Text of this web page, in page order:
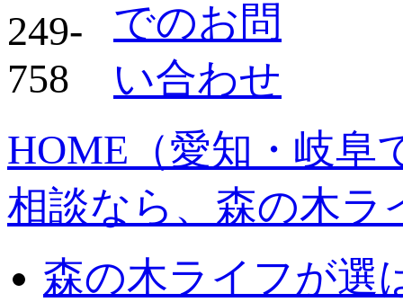
HOME （愛知・岐
相談なら、森の木ラ
森の木ライフが選